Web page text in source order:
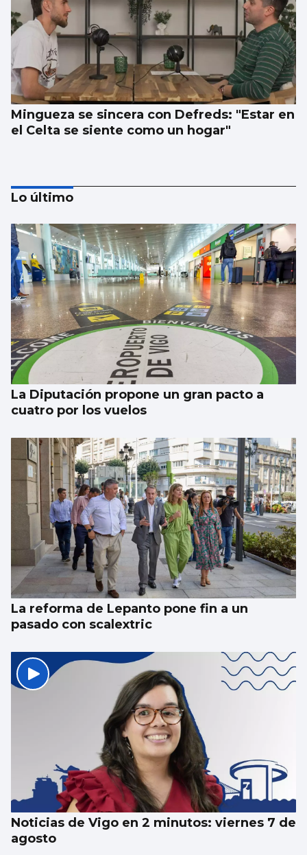
Mingueza se sincera con Defreds: "Estar en
el Celta se siente como un hogar"
Borja Iglesias, Ana Peleteiro o Abel
Caballero, entre los favoritos de los
gallegos para compartir un viaje
Lo último
La Diputación propone un gran pacto a
cuatro por los vuelos
La reforma de Lepanto pone fin a un
pasado con scalextric
Noticias de Vigo en 2 minutos: viernes 7 de
agosto